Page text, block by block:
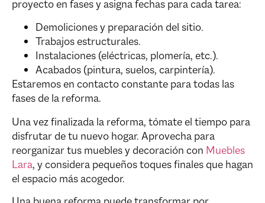
proyecto en fases y asigna fechas para cada tarea:
Demoliciones y preparación del sitio.
Trabajos estructurales.
Instalaciones (eléctricas, plomería, etc.).
Acabados (pintura, suelos, carpintería).
Estaremos en contacto constante para todas las
fases de la reforma.
Una vez finalizada la reforma, tómate el tiempo para
disfrutar de tu nuevo hogar. Aprovecha para
reorganizar tus muebles y decoración con Muebles
Lara, y considera pequeños toques finales que hagan
el espacio más acogedor.